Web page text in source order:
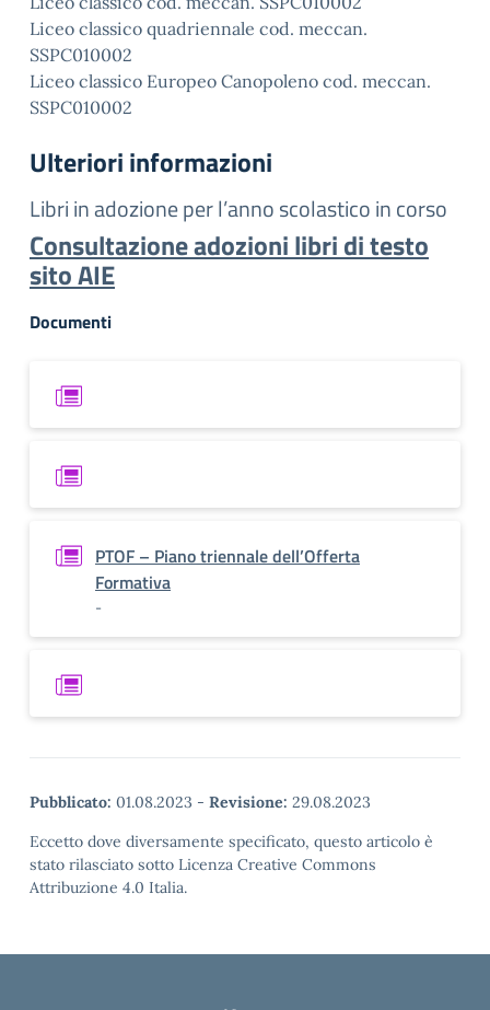
Liceo classico quadriennale cod. meccan.
SSPC010002
Liceo classico Europeo Canopoleno cod. meccan.
SSPC010002
Ulteriori informazioni
Libri in adozione per l’anno scolastico in corso
Consultazione adozioni libri di testo
sito AIE
Documenti
PTOF – Piano triennale dell’Offerta
Formativa
-
Pubblicato: 01.08.2023 - Revisione: 29.08.2023
Eccetto dove diversamente specificato, questo articolo è
stato rilasciato sotto Licenza Creative Commons
Attribuzione 4.0 Italia.